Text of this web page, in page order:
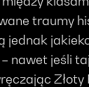
traumy
jednak
nawet jeśli
Złoty